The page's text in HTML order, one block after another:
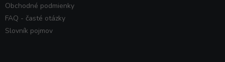
Obchodné podmienky
FAQ - časté otázky
Slovník pojmov